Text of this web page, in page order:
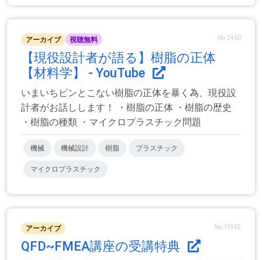
アーカイブ 視聴無料 No.2460
【現役設計者が語る】樹脂の正体
【材料学】 - YouTube
いまいちピンとこない樹脂の正体を暴く為、現役設
計者がお話しします！ ・樹脂の正体 ・樹脂の歴史
・樹脂の種類 ・マイクロプラスチック問題
機械 機械設計 樹脂 プラスチック
マイクロプラスチック
アーカイブ No.19365
QFD~FMEA講座の受講特典